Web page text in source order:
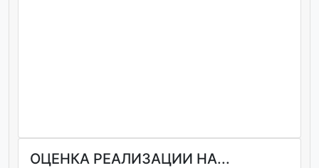
ОЦЕНКА РЕАЛИЗАЦИИ НА...